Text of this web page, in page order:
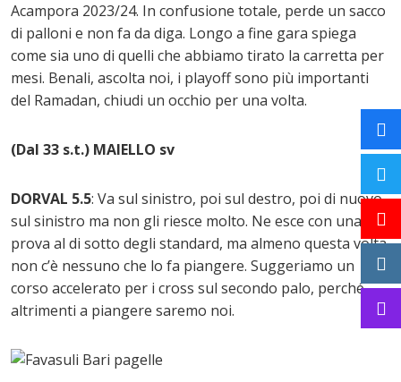
Acampora 2023/24. In confusione totale, perde un sacco
di palloni e non fa da diga. Longo a fine gara spiega
come sia uno di quelli che abbiamo tirato la carretta per
mesi. Benali, ascolta noi, i playoff sono più importanti
del Ramadan, chiudi un occhio per una volta.
(Dal 33 s.t.) MAIELLO sv
DORVAL 5.5: Va sul sinistro, poi sul destro, poi di nuovo
sul sinistro ma non gli riesce molto. Ne esce con una
prova al di sotto degli standard, ma almeno questa volta
non c’è nessuno che lo fa piangere. Suggeriamo un
corso accelerato per i cross sul secondo palo, perché
altrimenti a piangere saremo noi.